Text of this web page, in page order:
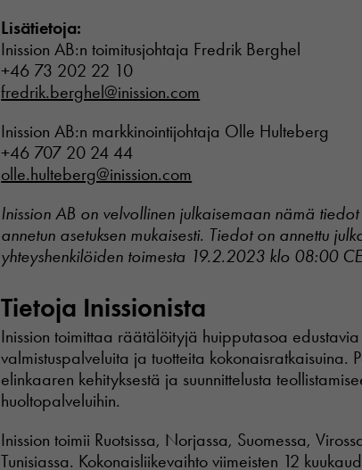
Lisätietoja:
Inission AB:n toimitusjohtaja Fredrik Berghel
+46 73 202 22 10
fredrik.berghel@inission.com
Inission AB:n markkinointijohtaja Olle Hulteberg
+46 707 20 24 44
olle.hulteberg@inission.com
Inission AB on velvollinen julkaisemaan nämä
annetun asetuksen mukaisesti. Tiedot on annettu
yhteyshenkilöiden toimesta 19.2.2023 klo 08:00
Tietoja Inissionista
Inission toimittaa räätälöityjä huipputasoa
valmistuspalveluita ja tuotteita kokonaisratkaisuina.
elinkaaren kehityksestä ja suunnittelusta
huoltopalveluihin.
Inission toimii Ruotsissa, Norjassa, Suomessa,
Tunisiassa. Kokonaisliikevaihto viimeisten 12
us